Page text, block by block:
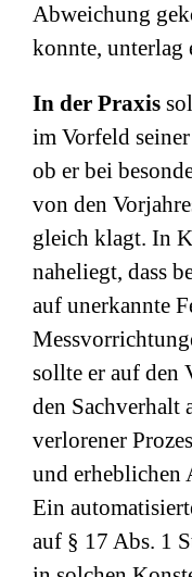
Abweichung
konnte, unterlag
In der Praxis
im Vorfeld
ob er bei
von den
gleich klagt. In
naheliegt, dass
auf unerkannte
sollte er auf den
den Sachverhalt
verlorener
und erheblichen
Ein
auf § 17 Abs. 1